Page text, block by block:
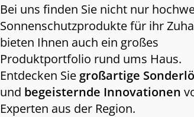
Bei uns finden Sie nicht nur
Sonnenschutzprodukte für ihr
bieten Ihnen auch ein großes
Produktportfolio rund ums Haus.
Entdecken Sie großartige
und begeisternde Innovationen
Experten aus der Region.